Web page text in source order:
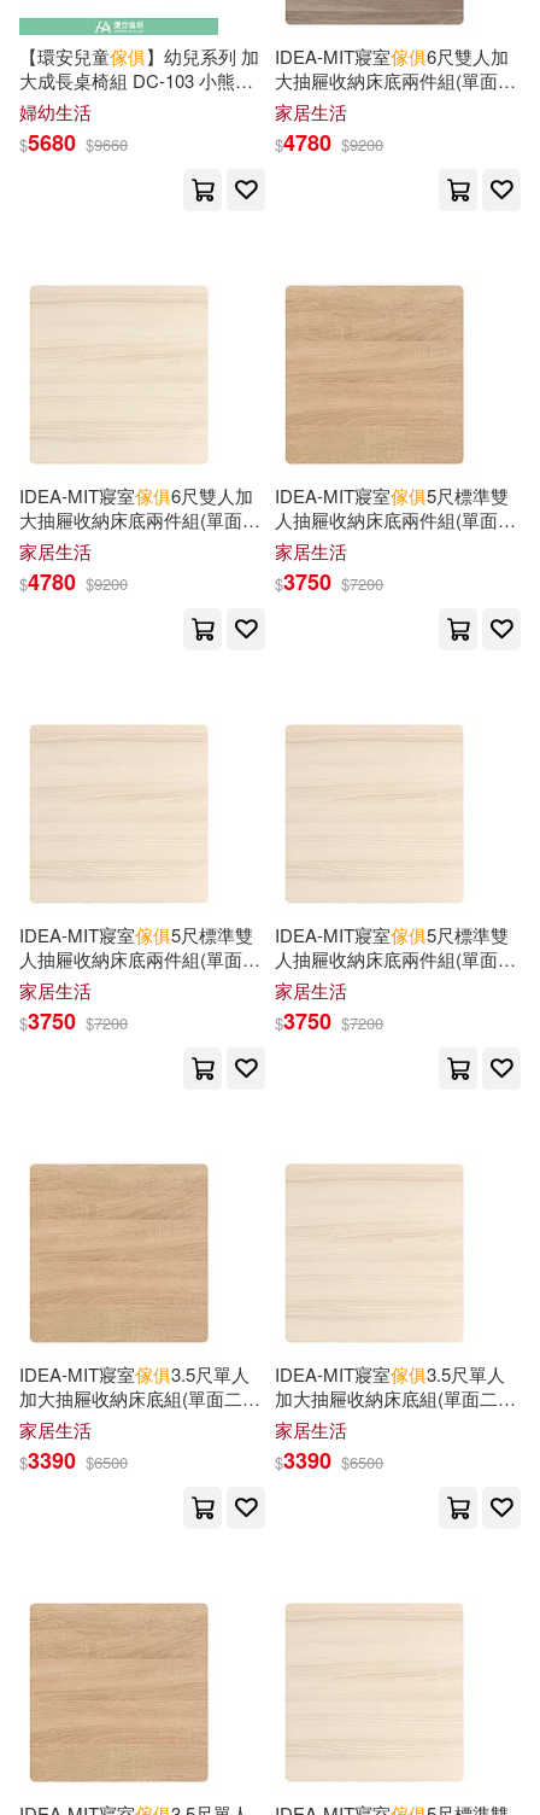
George Leland(6) Harris(6)
Hirose(6) Hunter(6)
Jonathan(6)
Ormsbee(6)
Rogers(6)
Scott(6) Stuart(6)
TOBI(6) Thompson(6)
Williams(6)
李岩（主編）(6) 松本光司(6)
胡德生（主編）(6)
Burgess(5)
Charlotte (EDT)/ Fiell(5)
Edward S.(5) Herbert(5)
James (PHT)(5)
Johnson(5)
Lake(5)
人民郵電出版社(9)
外語教學與研究出版社(9)
廣西師範大學出版社(9)
春天出版社(9)
武漢大學出版社(9)
F & W Media Inc(8)
Lightning Source Inc(8)
Quayside Pub Group(8)
Red Dot Design Store Gmbh(8)
TASCHEN Hong Kong Limited(8)
Yale Univ Pr(8)
上海人民美術出版社(8)
人民體育出版社(8) 傢飾(8)
吉林出版集團有限責任公司(8)
商務印書館(8)
安徽少年兒童出版社(8)
易博士出版社(8)
積木文化(8)
Client Distribution Services(7)
F & W Pubns Inc(7)
【環安兒童傢俱】幼兒系列 加
大成長桌椅組 DC-103 小熊椅
小熊椅
婦幼生活
$5680 $9660
IDEA-MIT寢室傢俱6尺雙人加
大抽屜收納床底兩件組(單面二
抽/運費另計) 面左/英倫核桃
家居生活
$4780 $9200
IDEA-MIT寢室傢俱6尺雙人加
大抽屜收納床底兩件組(單面二
抽/運費另計) 面左/北歐橡木
家居生活
$4780 $9200
IDEA-MIT寢室傢俱5尺標準雙
人抽屜收納床底兩件組(單面二
抽/運費另計) 面左/原切橡木
家居生活
$3750 $7200
IDEA-MIT寢室傢俱5尺標準雙
人抽屜收納床底兩件組(單面二
抽/運費另計) 面左/北歐橡木
家居生活
$3750 $7200
IDEA-MIT寢室傢俱5尺標準雙
人抽屜收納床底兩件組(單面二
抽/運費另計) 面右/北歐橡木
家居生活
$3750 $7200
IDEA-MIT寢室傢俱3.5尺單人
加大抽屜收納床底組(單面二抽/
運費另計) 面左/原切橡木
家居生活
$3390 $6500
IDEA-MIT寢室傢俱3.5尺單人
加大抽屜收納床底組(單面二抽/
運費另計) 面左/北歐橡木
家居生活
$3390 $6500